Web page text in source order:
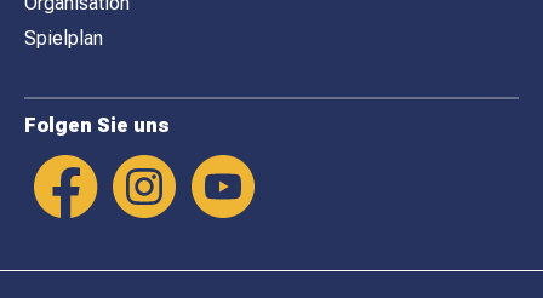
Spielplan
Folgen Sie uns